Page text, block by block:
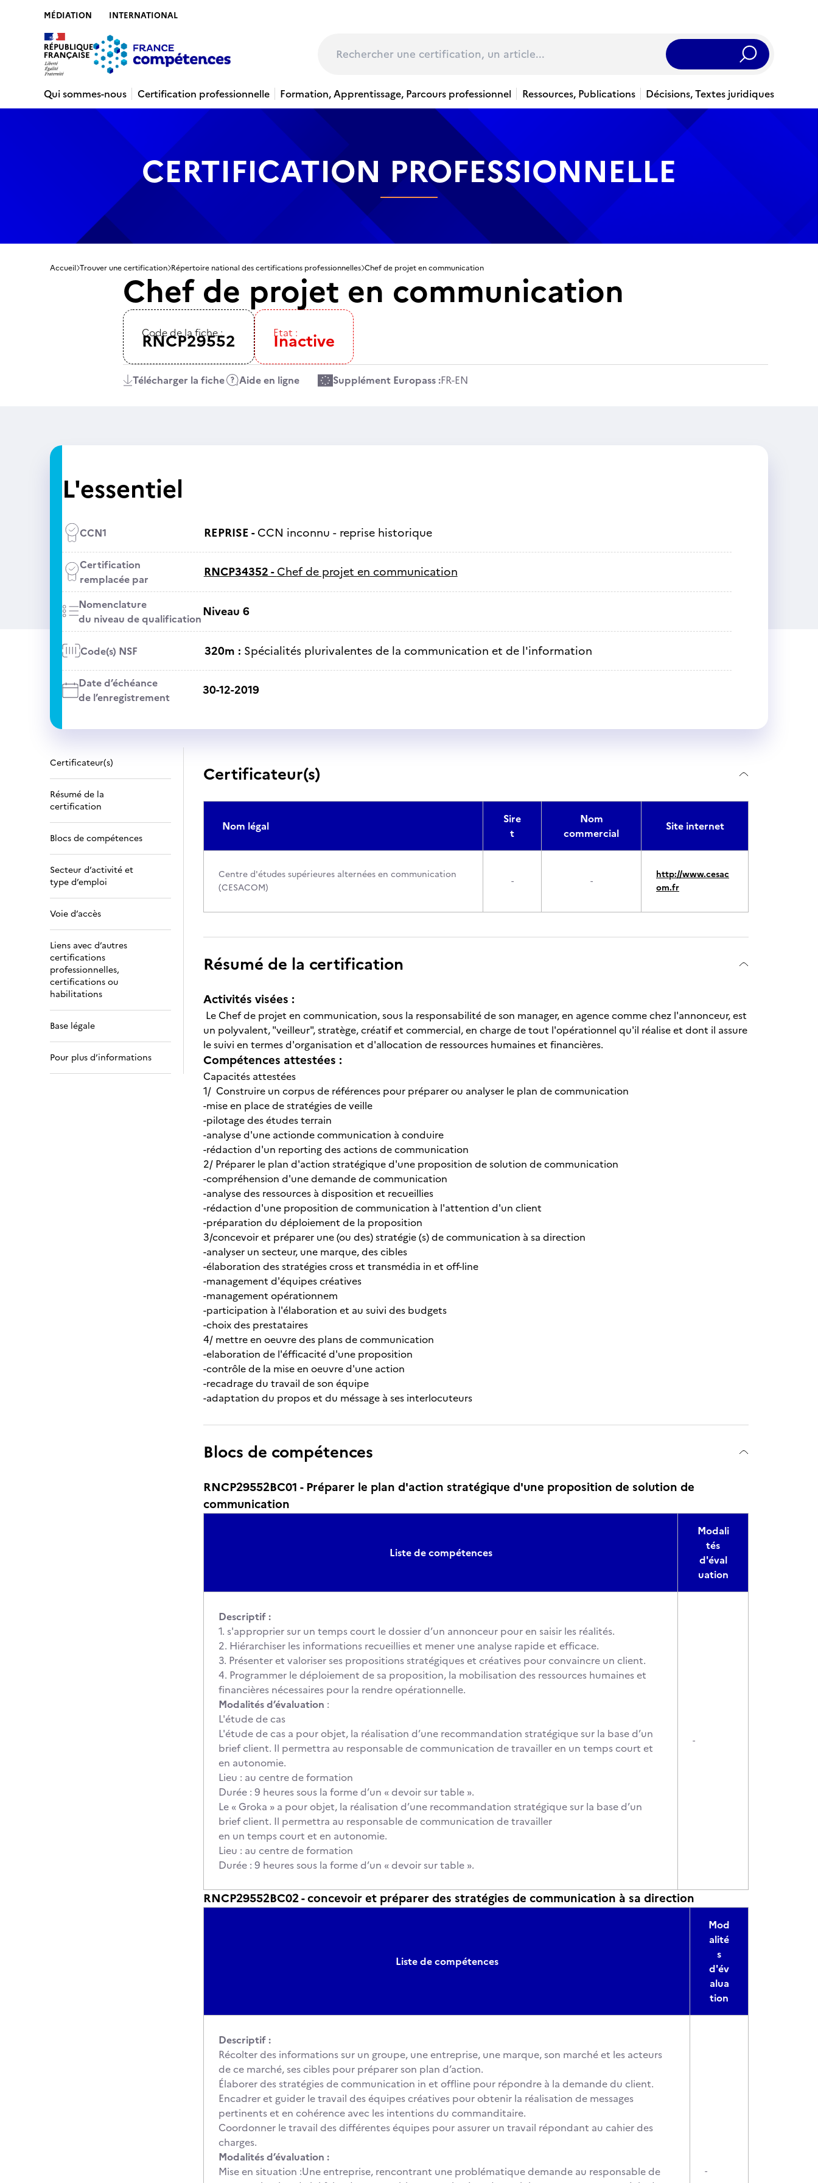
MÉDIATION INTERNATIONAL
Rechercher
Qui sommes-nous
Certification professionnelle Formation, Apprentissage, Parcours professionnel Ressources, Publications Décisions, Textes juridiques
CERTIFICATION PROFESSIONNELLE
Accueil Trouver une certification Répertoire national des certifications professionnelles Chef de projet en communication
Chef de projet en communication
Code de la fiche :
RNCP29552 Etat :
Inactive
Télécharger la fiche Aide en ligne Supplément Europass :FR-EN
L'essentiel
CCN1 REPRISE -CCN inconnu - reprise historique
Certification
remplacée par
RNCP34352 -Chef de projet en communication
Nomenclature
du niveau de qualificationNiveau 6
Code(s) NSF 320m : Spécialités plurivalentes de la communication et de l'information
Date d’échéance
de l’enregistrement
30-12-2019
Certificateur(s)
Résumé de la
certification
Blocs de compétences
Secteur d’activité et
type d’emploi
Voie d’accès
Liens avec d’autres
certifications
professionnelles,
certifications ou
habilitations
Base légale
Pour plus d’informations
Certificateur(s)
Nom légal
Sire
t
Nom
commercial
Site internet
Centre d'études supérieures alternées en communication
(CESACOM)
- -
http://www.cesac
om.fr
Résumé de la certification
Activités visées :
Le Chef de projet en communication, sous la responsabilité de son manager, en agence comme chez l'annonceur, est
un polyvalent, "veilleur", stratège, créatif et commercial, en charge de tout l'opérationnel qu'il réalise et dont il assure
le suivi en termes d'organisation et d'allocation de ressources humaines et financières.
Compétences attestées :
Capacités attestées
1/ Construire un corpus de références pour préparer ou analyser le plan de communication
-mise en place de stratégies de veille
-pilotage des études terrain
-analyse d'une actionde communication à conduire
-rédaction d'un reporting des actions de communication
2/ Préparer le plan d'action stratégique d'une proposition de solution de communication
-compréhension d'une demande de communication
-analyse des ressources à disposition et recueillies
-rédaction d'une proposition de communication à l'attention d'un client
-préparation du déploiement de la proposition
3/concevoir et préparer une (ou des) stratégie (s) de communication à sa direction
-analyser un secteur, une marque, des cibles
-élaboration des stratégies cross et transmédia in et off-line
-management d'équipes créatives
-management opérationnem
-participation à l'élaboration et au suivi des budgets
-choix des prestataires
4/ mettre en oeuvre des plans de communication
-elaboration de l'éfficacité d'une proposition
-contrôle de la mise en oeuvre d'une action
-recadrage du travail de son équipe
-adaptation du propos et du méssage à ses interlocuteurs
Blocs de compétences
RNCP29552BC01 - Préparer le plan d'action stratégique d'une proposition de solution de
communication
Liste de compétences
Modali
tés
d'éval
uation
Descriptif :
1. s'approprier sur un temps court le dossier d’un annonceur pour en saisir les réalités.
2. Hiérarchiser les informations recueillies et mener une analyse rapide et efficace.
3. Présenter et valoriser ses propositions stratégiques et créatives pour convaincre un client.
4. Programmer le déploiement de sa proposition, la mobilisation des ressources humaines et
financières nécessaires pour la rendre opérationnelle.
Modalités d’évaluation :
L'étude de cas
L'étude de cas a pour objet, la réalisation d’une recommandation stratégique sur la base d’un
brief client. Il permettra au responsable de communication de travailler en un temps court et
en autonomie.
Lieu : au centre de formation
Durée : 9 heures sous la forme d’un « devoir sur table ».
Le « Groka » a pour objet, la réalisation d’une recommandation stratégique sur la base d’un
brief client. Il permettra au responsable de communication de travailler
en un temps court et en autonomie.
Lieu : au centre de formation
Durée : 9 heures sous la forme d’un « devoir sur table ».
-
RNCP29552BC02 - concevoir et préparer des stratégies de communication à sa direction
Liste de compétences
Mod
alité
s
d'év
alua
tion
Descriptif :
Récolter des informations sur un groupe, une entreprise, une marque, son marché et les acteurs
de ce marché, ses cibles pour préparer son plan d’action.
Élaborer des stratégies de communication in et offline pour répondre à la demande du client.
Encadrer et guider le travail des équipes créatives pour obtenir la réalisation de messages
pertinents et en cohérence avec les intentions du commanditaire.
Coordonner le travail des différentes équipes pour assurer un travail répondant au cahier des
charges.
Modalités d’évaluation :
Mise en situation :Une entreprise, rencontrant une problématique demande au responsable de
-